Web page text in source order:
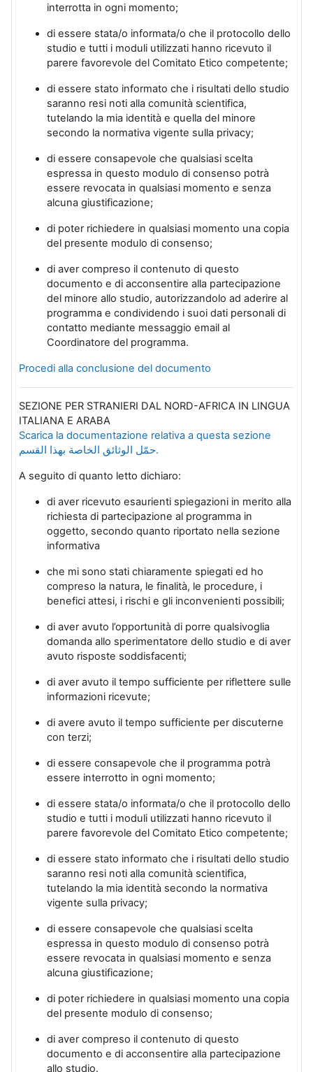
interrotta in ogni momento;
di essere stata/o informata/o che il protocollo dello
studio e tutti i moduli utilizzati hanno ricevuto il
parere favorevole del Comitato Etico competente;
di essere stato informato che i risultati dello studio
saranno resi noti alla comunità scientifica,
tutelando la mia identità e quella del minore
secondo la normativa vigente sulla privacy;
di essere consapevole che qualsiasi scelta
espressa in questo modulo di consenso potrà
essere revocata in qualsiasi momento e senza
alcuna giustificazione;
di poter richiedere in qualsiasi momento una copia
del presente modulo di consenso;
di aver compreso il contenuto di questo
documento e di acconsentire alla partecipazione
del minore allo studio, autorizzandolo ad aderire al
programma e condividendo i suoi dati personali di
contatto mediante messaggio email al
Coordinatore del programma.
Procedi alla conclusione del documento
SEZIONE PER STRANIERI DAL NORD-AFRICA IN LINGUA
ITALIANA E ARABA
Scarica la documentazione relativa a questa sezione
حمّل الوثائق الخاصة بهذا القسم.
A seguito di quanto letto dichiaro:
di aver ricevuto esaurienti spiegazioni in merito alla
richiesta di partecipazione al programma in
oggetto, secondo quanto riportato nella sezione
informativa
che mi sono stati chiaramente spiegati ed ho
compreso la natura, le finalità, le procedure, i
benefici attesi, i rischi e gli inconvenienti possibili;
di aver avuto l’opportunità di porre qualsivoglia
domanda allo sperimentatore dello studio e di aver
avuto risposte soddisfacenti;
di aver avuto il tempo sufficiente per riflettere sulle
informazioni ricevute;
di avere avuto il tempo sufficiente per discuterne
con terzi;
di essere consapevole che il programma potrà
essere interrotto in ogni momento;
di essere stata/o informata/o che il protocollo dello
studio e tutti i moduli utilizzati hanno ricevuto il
parere favorevole del Comitato Etico competente;
di essere stato informato che i risultati dello studio
saranno resi noti alla comunità scientifica,
tutelando la mia identità secondo la normativa
vigente sulla privacy;
di essere consapevole che qualsiasi scelta
espressa in questo modulo di consenso potrà
essere revocata in qualsiasi momento e senza
alcuna giustificazione;
di poter richiedere in qualsiasi momento una copia
del presente modulo di consenso;
di aver compreso il contenuto di questo
documento e di acconsentire alla partecipazione
allo studio.